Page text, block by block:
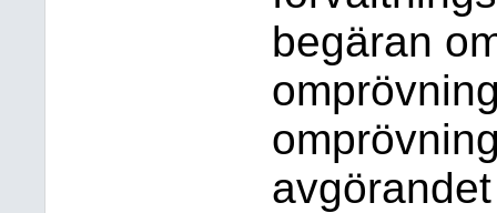
begäran